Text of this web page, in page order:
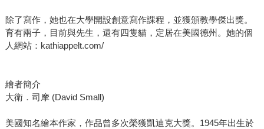
除了寫作，她也在大學開設創意寫作課程，並獲頒教學傑出獎。
育有兩子，目前與先生，還有四隻貓，定居在美國德州。她的個
人網站：kathiappelt.com/
繪者簡介
大衛．司摩 (David Small)
美國知名繪本作家，作品曾多次榮獲凱迪克大獎。1945年出生於